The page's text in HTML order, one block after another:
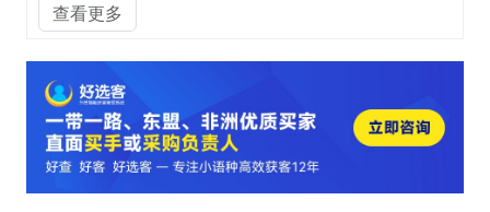
查看更多